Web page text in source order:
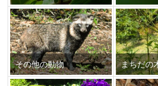
その他の動物 まちだの